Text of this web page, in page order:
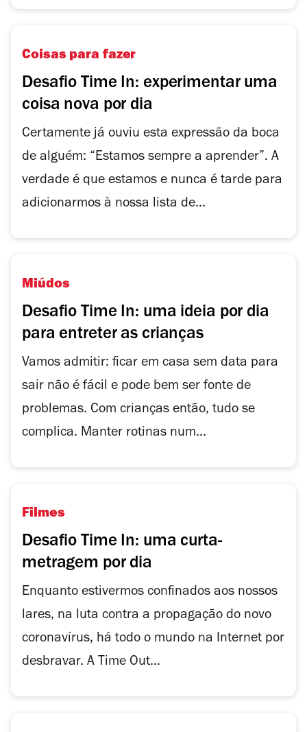
Coisas para fazer
Desafio Time In: experimentar uma
coisa nova por dia
Certamente já ouviu esta expressão da boca
de alguém: “Estamos sempre a aprender”. A
verdade é que estamos e nunca é tarde para
adicionarmos à nossa lista de...
Miúdos
Desafio Time In: uma ideia por dia
para entreter as crianças
Vamos admitir: ficar em casa sem data para
sair não é fácil e pode bem ser fonte de
problemas. Com crianças então, tudo se
complica. Manter rotinas num...
Filmes
Desafio Time In: uma curta-
metragem por dia
Enquanto estivermos confinados aos nossos
lares, na luta contra a propagação do novo
coronavírus, há todo o mundo na Internet por
desbravar. A Time Out...